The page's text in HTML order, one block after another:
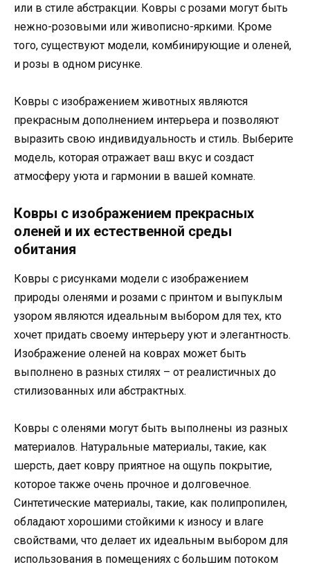
или в стиле абстракции. Ковры с розами могут быть
нежно-розовыми или живописно-яркими. Кроме
того, существуют модели, комбинирующие и оленей,
и розы в одном рисунке.
Ковры с изображением животных являются
прекрасным дополнением интерьера и позволяют
выразить свою индивидуальность и стиль. Выберите
модель, которая отражает ваш вкус и создаст
атмосферу уюта и гармонии в вашей комнате.
Ковры с изображением прекрасных
оленей и их естественной среды
обитания
Ковры с рисунками модели с изображением
природы оленями и розами с принтом и выпуклым
узором являются идеальным выбором для тех, кто
хочет придать своему интерьеру уют и элегантность.
Изображение оленей на коврах может быть
выполнено в разных стилях – от реалистичных до
стилизованных или абстрактных.
Ковры с оленями могут быть выполнены из разных
материалов. Натуральные материалы, такие, как
шерсть, дает ковру приятное на ощупь покрытие,
которое также очень прочное и долговечное.
Синтетические материалы, такие, как полипропилен,
обладают хорошими стойкими к износу и влаге
свойствами, что делает их идеальным выбором для
использования в помещениях с большим потоком